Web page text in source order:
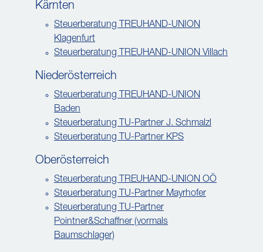
Kärnten
Steuerberatung TREUHAND-UNION
Klagenfurt
Steuerberatung TREUHAND-UNION Villach
Niederösterreich
Steuerberatung TREUHAND-UNION
Baden
Steuerberatung TU-Partner J. Schmalzl
Steuerberatung TU-Partner KPS
Oberösterreich
Steuerberatung TREUHAND-UNION OÖ
Steuerberatung TU-Partner Mayrhofer
Steuerberatung TU-Partner
Pointner&Schaffner (vormals
Baumschlager)